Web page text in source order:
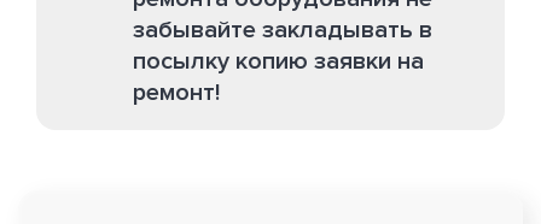
забывайте закладывать в
посылку копию заявки на
ремонт!